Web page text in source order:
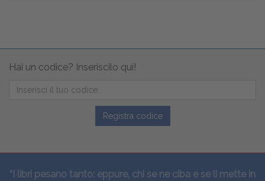
Hai un codice? Inseriscilo qui!
Registra codice
“I libri pesano tanto: eppure, chi se ne ciba e se li mette in